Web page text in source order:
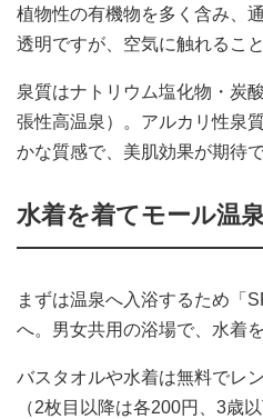
植物性の有機物を多く含み、
透明ですが、空気に触れるこ
泉質はナトリウム塩化物・炭
張性高温泉）。アルカリ性泉
かな質感で、美肌効果が期待
水着を着てモール温
まずは温泉へ入浴するため「
へ。男女共用の浴場で、水着
バスタオルや水着は無料でレ
（2枚目以降は各200円、3歳